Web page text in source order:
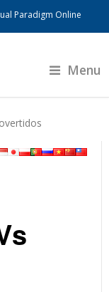
Paradigm Online
Menu